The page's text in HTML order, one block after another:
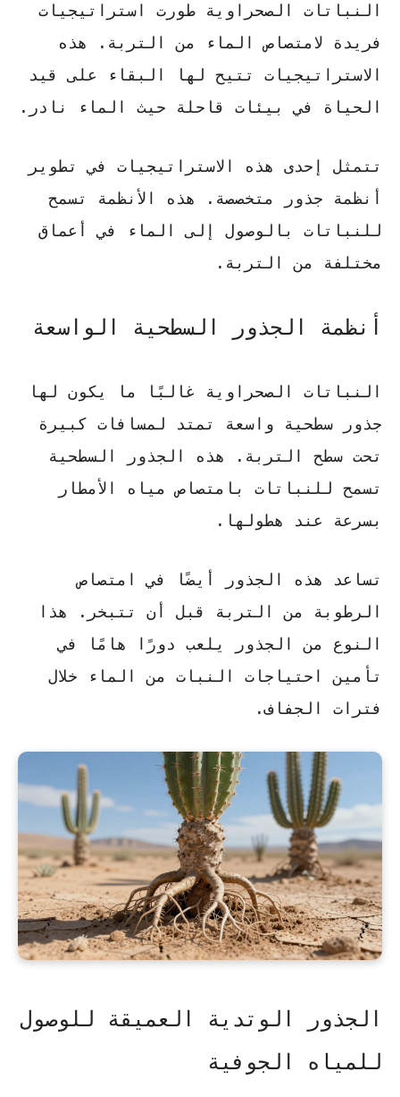
النباتات الصحراوية طورت استراتيجيات
فريدة لامتصاص الماء من التربة. هذه
الاستراتيجيات تتيح لها البقاء على قيد
الحياة في بيئات قاحلة حيث الماء نادر.
تتمثل إحدى هذه الاستراتيجيات في تطوير
أنظمة جذور متخصصة . هذه الأنظمة تسمح
للنباتات بالوصول إلى الماء في أعماق
مختلفة من التربة.
أنظمة الجذور السطحية الواسعة
النباتات الصحراوية غالبًا ما يكون لها
جذور سطحية واسعة تمتد لمسافات كبيرة
تحت سطح التربة. هذه الجذور السطحية
تسمح للنباتات بامتصاص مياه الأمطار
بسرعة عند هطولها.
تساعد هذه الجذور أيضًا في امتصاص
الرطوبة من التربة قبل أن تتبخر. هذا
النوع من الجذور يلعب دورًا هامًا في
تأمين احتياجات النبات من الماء خلال
فترات الجفاف.
الجذور الوتدية العميقة للوصول
للمياه الجوفية